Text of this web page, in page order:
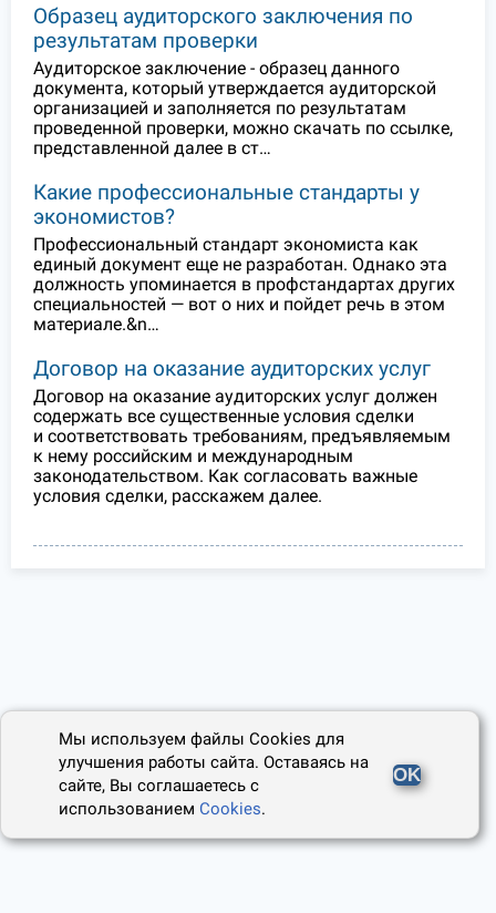
Образец аудиторского заключения по
результатам проверки
Аудиторское заключение - образец данного
документа, который утверждается аудиторской
организацией и заполняется по результатам
проведенной проверки, можно скачать по ссылке,
представленной далее в ст…
Какие профессиональные стандарты у
экономистов?
Профессиональный стандарт экономиста как
единый документ еще не разработан. Однако эта
должность упоминается в профстандартах других
специальностей — вот о них и пойдет речь в этом
материале.&n…
Договор на оказание аудиторских услуг
Договор на оказание аудиторских услуг должен
содержать все существенные условия сделки
и соответствовать требованиям, предъявляемым
к нему российским и международным
законодательством. Как согласовать важные
условия сделки, расскажем далее.
Мы используем файлы Cookies для
улучшения работы сайта. Оставаясь на
сайте, Вы соглашаетесь с
использованиемCookies.
OK